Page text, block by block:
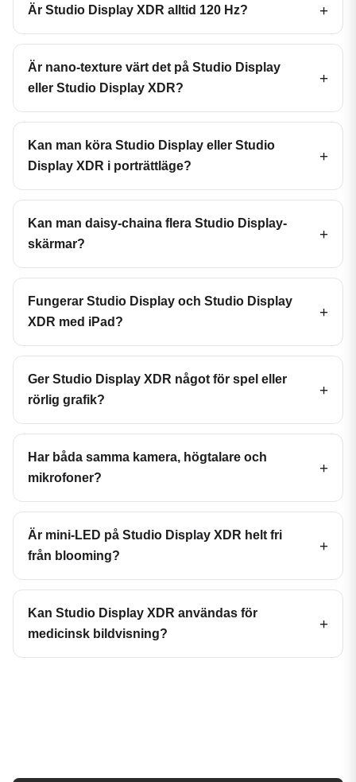
Är Studio Display XDR alltid 120 Hz?
Är nano-texture värt det på Studio Display
eller Studio Display XDR?
Kan man köra Studio Display eller Studio
Display XDR i porträttläge?
Kan man daisy-chaina flera Studio Display-
skärmar?
Fungerar Studio Display och Studio Display
XDR med iPad?
Ger Studio Display XDR något för spel eller
rörlig grafik?
Har båda samma kamera, högtalare och
mikrofoner?
Är mini-LED på Studio Display XDR helt fri
från blooming?
Kan Studio Display XDR användas för
medicinsk bildvisning?